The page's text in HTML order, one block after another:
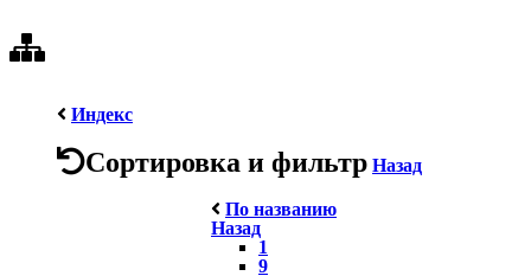
Индекс
Сортировка и фильтр Назад
По названию
Назад
1
9